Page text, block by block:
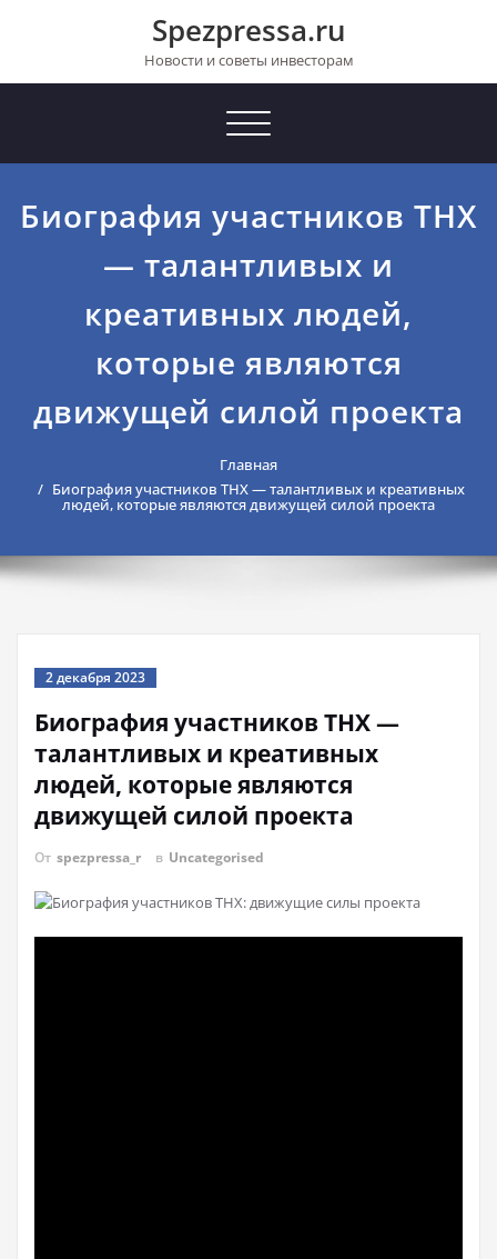
Spezpressa.ru
Новости и советы инвесторам
Toggle
Биография участников THX
— талантливых и
креативных людей,
которые являются
движущей силой проекта
Главная
Биография участников THX — талантливых и креативных
людей, которые являются движущей силой проекта
2 декабря 2023
Биография участников THX —
талантливых и креативных
людей, которые являются
движущей силой проекта
От spezpressa_r в Uncategorised